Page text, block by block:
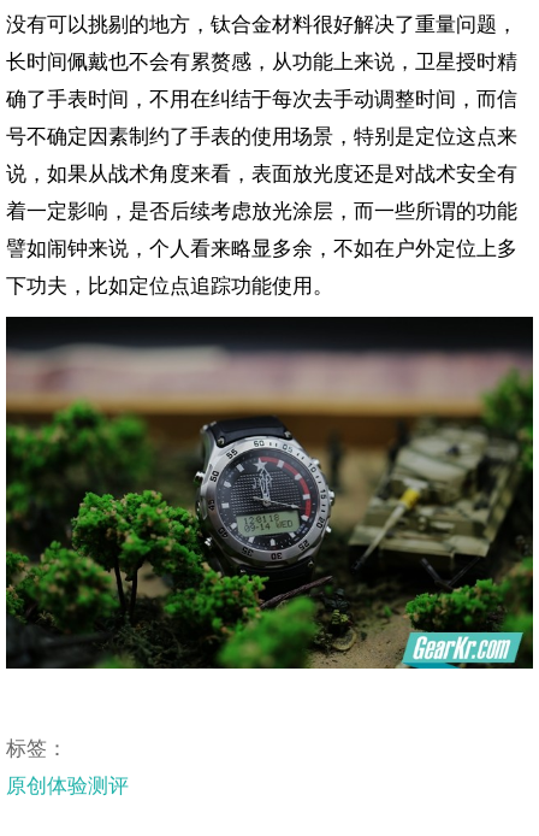
没有可以挑剔的地方，钛合金材料很好解决了重量问题，
长时间佩戴也不会有累赘感，从功能上来说，卫星授时精
确了手表时间，不用在纠结于每次去手动调整时间，而信
号不确定因素制约了手表的使用场景，特别是定位这点来
说，如果从战术角度来看，表面放光度还是对战术安全有
着一定影响，是否后续考虑放光涂层，而一些所谓的功能
譬如闹钟来说，个人看来略显多余，不如在户外定位上多
下功夫，比如定位点追踪功能使用。
标签：
原创体验测评